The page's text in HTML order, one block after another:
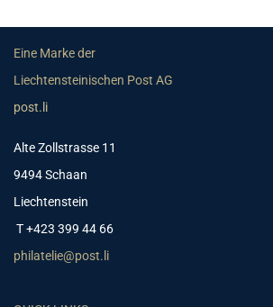
Eine Marke der
Liechtensteinischen Post AG
post.li
Alte Zollstrasse 11
9494 Schaan
Liechtenstein
T +423 399 44 66
philatelie@post.li